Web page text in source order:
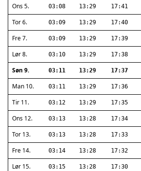
Ons 5. 03:08 13:29 17:41
Tor 6. 03:09 13:29 17:40
Fre 7. 03:09 13:29 17:39
Lør 8. 03:10 13:29 17:38
Søn 9. 03:11 13:29 17:37
Man 10. 03:11 13:29 17:36
Tir 11. 03:12 13:29 17:35
Ons 12. 03:13 13:28 17:34
Tor 13. 03:13 13:28 17:33
Fre 14. 03:14 13:28 17:32
Lør 15. 03:15 13:28 17:30